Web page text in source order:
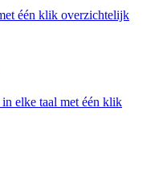
één klik overzichtelijk
elke taal met één klik